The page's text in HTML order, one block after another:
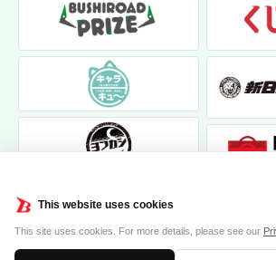
This website uses cookies
This site uses cookies. For more details, please see our